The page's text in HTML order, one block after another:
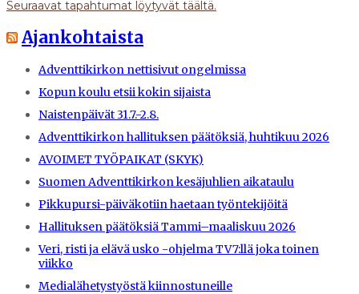
Seuraavat tapahtumat löytyvät täältä.
Ajankohtaista
Adventtikirkon nettisivut ongelmissa
Kopun koulu etsii kokin sijaista
Naistenpäivät 31.7.-2.8.
Adventtikirkon hallituksen päätöksiä, huhtikuu 2026
AVOIMET TYÖPAIKAT (SKYK)
Suomen Adventtikirkon kesäjuhlien aikataulu
Pikkupursi-päiväkotiin haetaan työntekijöitä
Hallituksen päätöksiä Tammi–maaliskuu 2026
Veri, risti ja elävä usko -ohjelma TV7:llä joka toinen
viikko
Medialähetystyöstä kiinnostuneille